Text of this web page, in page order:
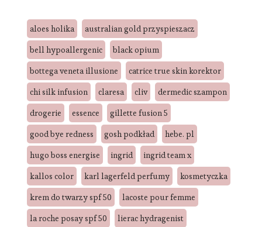
aloes holika
australian gold przyspieszacz
bell hypoallergenic
black opium
bottega veneta illusione
catrice true skin korektor
chi silk infusion
claresa cliv
dermedic szampon
drogerie
essence
gillette fusion 5
good bye redness
gosh podkład
hebe. pl
hugo boss energise
ingrid
ingrid team x
kallos color
karl lagerfeld perfumy
kosmetyczka
krem do twarzy spf 50
lacoste pour femme
la roche posay spf 50
lierac hydragenist